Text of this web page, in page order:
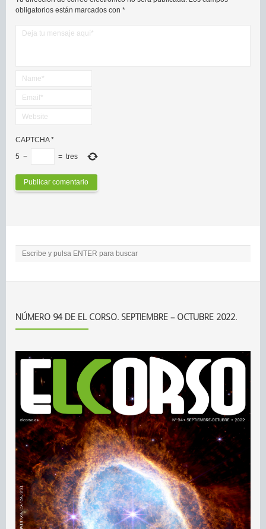
obligatorios están marcados con *
CAPTCHA*
5 − = tres
NÚMERO 94 DE EL CORSO. SEPTIEMBRE – OCTUBRE 2022.